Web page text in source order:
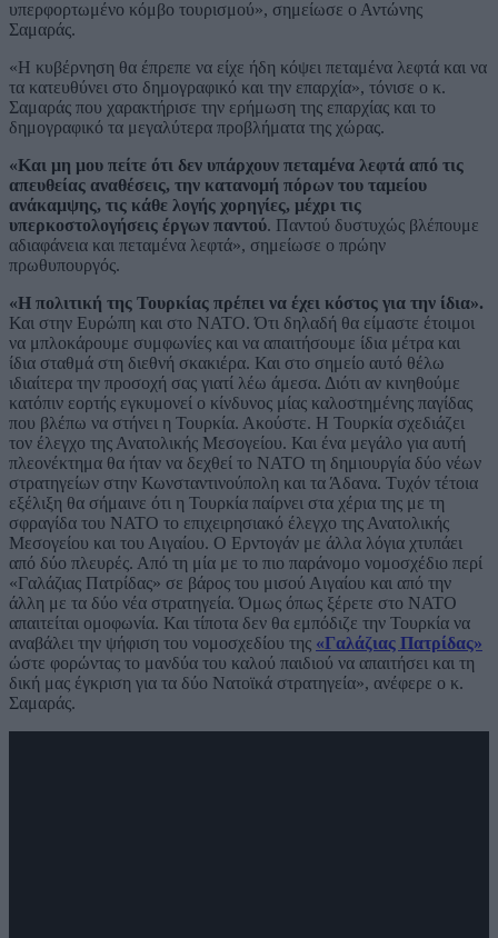
υπερφορτωμένο κόμβο τουρισμού», σημείωσε ο Αντώνης
Σαμαράς.
«Η κυβέρνηση θα έπρεπε να είχε ήδη κόψει πεταμένα λεφτά και να
τα κατευθύνει στο δημογραφικό και την επαρχία», τόνισε ο κ.
Σαμαράς που χαρακτήρισε την ερήμωση της επαρχίας και το
δημογραφικό τα μεγαλύτερα προβλήματα της χώρας.
«Και μη μου πείτε ότι δεν υπάρχουν πεταμένα λεφτά από τις
απευθείας αναθέσεις, την κατανομή πόρων του ταμείου
ανάκαμψης, τις κάθε λογής χορηγίες, μέχρι τις
υπερκοστολογήσεις έργων παντού. Παντού δυστυχώς βλέπουμε
αδιαφάνεια και πεταμένα λεφτά», σημείωσε ο πρώην
πρωθυπουργός.
«Η πολιτική της Τουρκίας πρέπει να έχει κόστος για την ίδια».
Και στην Ευρώπη και στο ΝΑΤΟ. Ότι δηλαδή θα είμαστε έτοιμοι
να μπλοκάρουμε συμφωνίες και να απαιτήσουμε ίδια μέτρα και
ίδια σταθμά στη διεθνή σκακιέρα. Και στο σημείο αυτό θέλω
ιδιαίτερα την προσοχή σας γιατί λέω άμεσα. Διότι αν κινηθούμε
κατόπιν εορτής εγκυμονεί ο κίνδυνος μίας καλοστημένης παγίδας
που βλέπω να στήνει η Τουρκία. Ακούστε. Η Τουρκία σχεδιάζει
τον έλεγχο της Ανατολικής Μεσογείου. Και ένα μεγάλο για αυτή
πλεονέκτημα θα ήταν να δεχθεί το ΝΑΤΟ τη δημιουργία δύο νέων
στρατηγείων στην Κωνσταντινούπολη και τα Άδανα. Τυχόν τέτοια
εξέλιξη θα σήμαινε ότι η Τουρκία παίρνει στα χέρια της με τη
σφραγίδα του ΝΑΤΟ το επιχειρησιακό έλεγχο της Ανατολικής
Μεσογείου και του Αιγαίου. Ο Ερντογάν με άλλα λόγια χτυπάει
από δύο πλευρές. Από τη μία με το πιο παράνομο νομοσχέδιο περί
«Γαλάζιας Πατρίδας» σε βάρος του μισού Αιγαίου και από την
άλλη με τα δύο νέα στρατηγεία. Όμως όπως ξέρετε στο ΝΑΤΟ
απαιτείται ομοφωνία. Και τίποτα δεν θα εμπόδιζε την Τουρκία να
αναβάλει την ψήφιση του νομοσχεδίου της «Γαλάζιας Πατρίδας»
ώστε φορώντας το μανδύα του καλού παιδιού να απαιτήσει και τη
δική μας έγκριση για τα δύο Νατοϊκά στρατηγεία», ανέφερε ο κ.
Σαμαράς.